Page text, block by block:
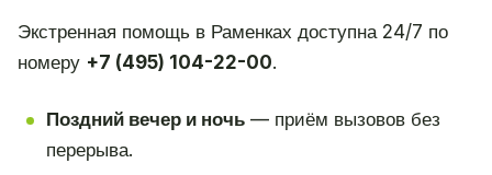
Экстренная помощь в Раменках доступна 24/7 по
номеру +7 (495) 104-22-00.
Поздний вечер и ночь— приём вызовов без
перерыва.